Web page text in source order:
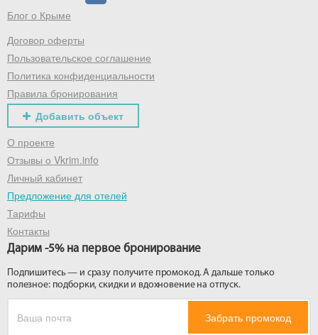
Блог о Крыме
Договор оферты
Пользовательское соглашение
Политика конфиденциальности
Правила бронирования
Добавить объект
О проекте
Отзывы о Vkrim.info
Личный кабинет
Предложение для отелей
Тарифы
Контакты
Дарим -5% на первое бронирование
Подпишитесь — и сразу получите промокод. А дальше только
полезное: подборки, скидки и вдохновение на отпуск.
Забрать промокод